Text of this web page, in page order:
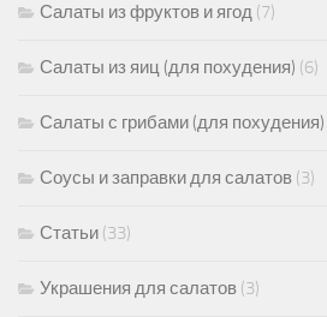
Салаты из фруктов и ягод (7)
Салаты из яиц (для похудения) (6)
Салаты с грибами (для похудения)
Соусы и заправки для салатов (3)
Статьи (33)
Украшения для салатов (3)